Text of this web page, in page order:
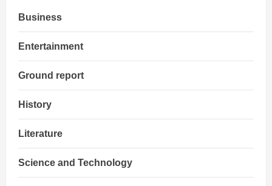
Business
Entertainment
Ground report
History
Literature
Science and Technology